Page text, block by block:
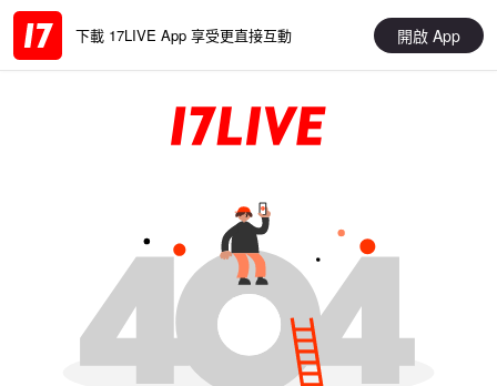
下載 17LIVE App 享受更直接互動 開啟 App